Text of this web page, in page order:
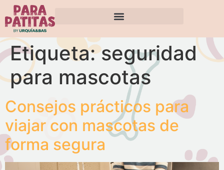
Etiqueta:seguridad
para mascotas
Consejos prácticos para
viajar con mascotas de
forma segura